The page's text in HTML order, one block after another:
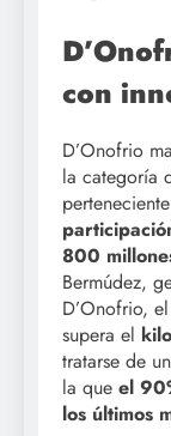
con
D’Onofrio
la categoría
800
Bermúdez,
D’Onofrio,
supera el
tratarse de
la que el
los últimos